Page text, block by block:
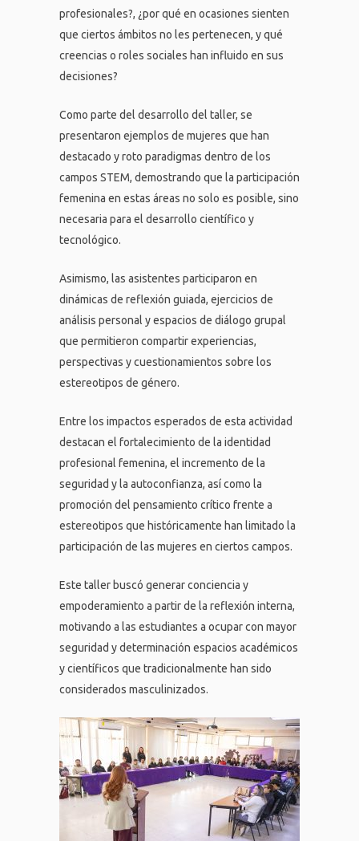
profesionales?, ¿por qué en ocasiones sienten
que ciertos ámbitos no les pertenecen, y qué
creencias o roles sociales han influido en sus
decisiones?
Como parte del desarrollo del taller, se
presentaron ejemplos de mujeres que han
destacado y roto paradigmas dentro de los
campos STEM, demostrando que la participación
femenina en estas áreas no solo es posible, sino
necesaria para el desarrollo científico y
tecnológico.
Asimismo, las asistentes participaron en
dinámicas de reflexión guiada, ejercicios de
análisis personal y espacios de diálogo grupal
que permitieron compartir experiencias,
perspectivas y cuestionamientos sobre los
estereotipos de género.
Entre los impactos esperados de esta actividad
destacan el fortalecimiento de la identidad
profesional femenina, el incremento de la
seguridad y la autoconfianza, así como la
promoción del pensamiento crítico frente a
estereotipos que históricamente han limitado la
participación de las mujeres en ciertos campos.
Este taller buscó generar conciencia y
empoderamiento a partir de la reflexión interna,
motivando a las estudiantes a ocupar con mayor
seguridad y determinación espacios académicos
y científicos que tradicionalmente han sido
considerados masculinizados.